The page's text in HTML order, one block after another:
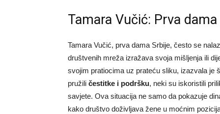
Tamara Vučić: Prva
Tamara Vučić, prva dama Srbije, često se
društvenih mreža izražava svoja mišljenja ili
svojim pratiocima uz prateću sliku, izazvala je
pružili čestitke i podršku, neki su iskoristili
savjete. Ova situacija ne samo da pokazuje
kako društvo doživljava žene u moćnim